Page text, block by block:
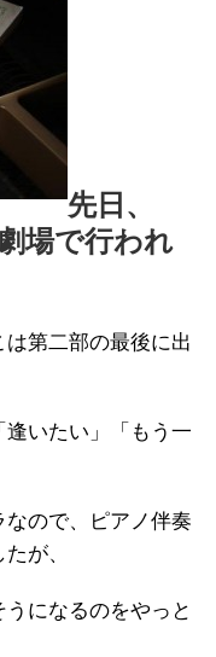
先日、
場で行われ
第二部の最後に出
いたい」「もう一
なので、ピアノ伴奏
が、
になるのをやっと